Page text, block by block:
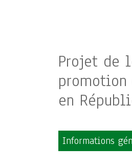
Projet de
en
Informations